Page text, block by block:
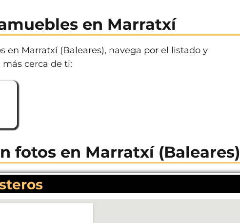
en Marratxí
Marratxí (Baleares), navega por el listado y
cerca de ti:
fotos en Marratxí (Baleares)